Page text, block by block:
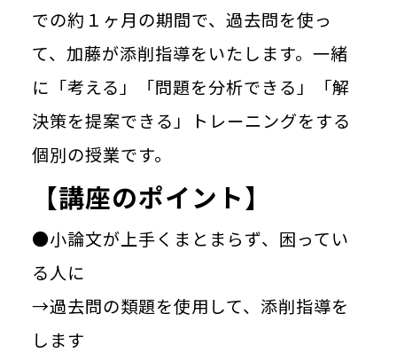
での約１ヶ月の期間で、過去問を使っ
て、加藤が添削指導をいたします。一緒
に「考える」「問題を分析できる」「解
決策を提案できる」トレーニングをする
個別の授業です。
【講座のポイント】
●小論文が上手くまとまらず、困ってい
る人に
→過去問の類題を使用して、添削指導を
します